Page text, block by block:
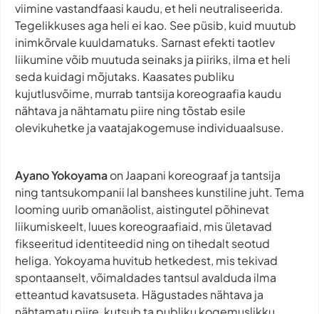
viimine vastandfaasi kaudu, et heli neutraliseerida.
Tegelikkuses aga heli ei kao. See püsib, kuid muutub
inimkõrvale kuuldamatuks. Sarnast efekti taotlev
liikumine võib muutuda seinaks ja piiriks, ilma et heli
seda kuidagi mõjutaks. Kaasates publiku
kujutlusvõime, murrab tantsija koreograafia kaudu
nähtava ja nähtamatu piire ning tõstab esile
olevikuhetke ja vaatajakogemuse individuaalsuse.
Ayano Yokoyamaon Jaapani koreograaf ja tantsija
ning tantsukompanii lal banshees kunstiline juht. Tema
looming uurib omanäolist, aistingutel põhinevat
liikumiskeelt, luues koreograafiaid, mis ületavad
fikseeritud identiteedid ning on tihedalt seotud
heliga. Yokoyama huvitub hetkedest, mis tekivad
spontaanselt, võimaldades tantsul avalduda ilma
etteantud kavatsuseta. Hägustades nähtava ja